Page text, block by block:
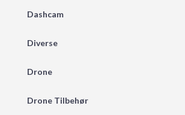
Dashcam
Diverse
Drone
Drone Tilbehør